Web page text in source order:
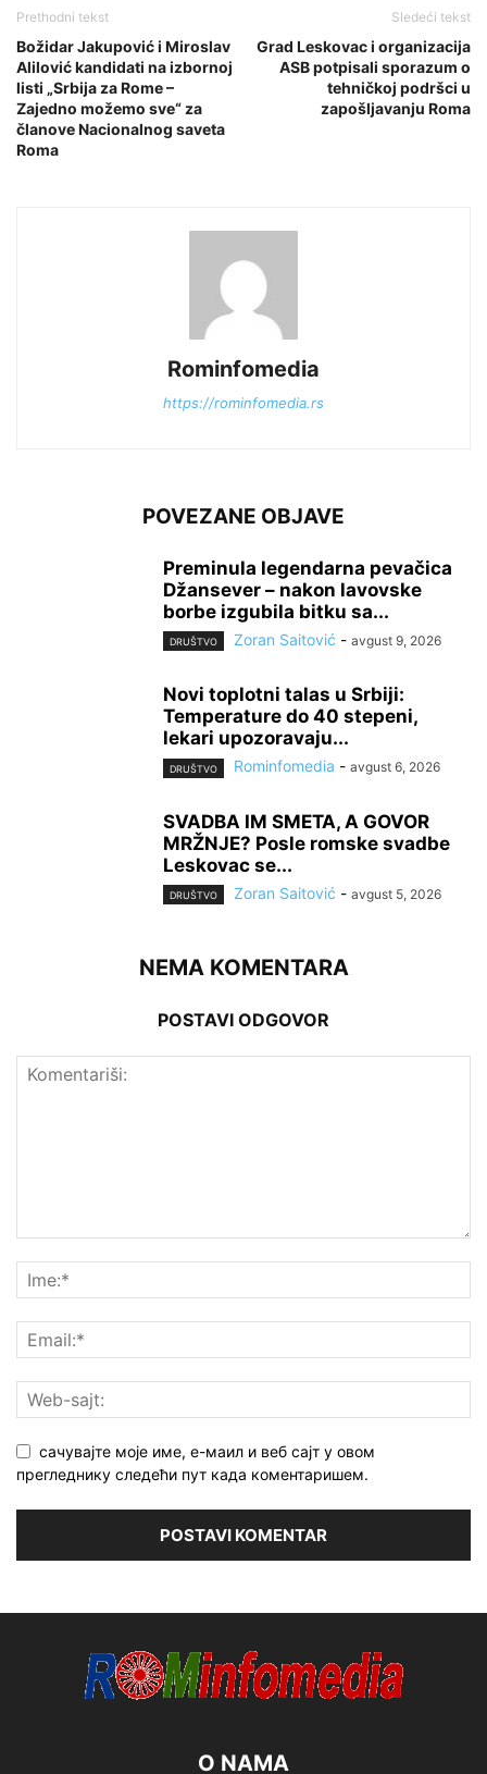
Prethodni tekst
Božidar Jakupović i Miroslav
Alilović kandidati na izbornoj
listi „Srbija za Rome –
Zajedno možemo sve“ za
članove Nacionalnog saveta
Roma
Sledeći tekst
Grad Leskovac i organizacija
ASB potpisali sporazum o
tehničkoj podršci u
zapošljavanju Roma
Rominfomedia
https://rominfomedia.rs
POVEZANE OBJAVE
Preminula legendarna pevačica
Džansever – nakon lavovske
borbe izgubila bitku sa...
DRUŠTVO Zoran Saitović - avgust 9, 2026
Novi toplotni talas u Srbiji:
Temperature do 40 stepeni,
lekari upozoravaju...
DRUŠTVO Rominfomedia - avgust 6, 2026
SVADBA IM SMETA, A GOVOR
MRŽNJE? Posle romske svadbe
Leskovac se...
DRUŠTVO Zoran Saitović - avgust 5, 2026
NEMA KOMENTARA
POSTAVI ODGOVOR
сачувајте моје име, е-маил и веб сајт у овом
прегледнику следећи пут када коментаришем.
O NAMA